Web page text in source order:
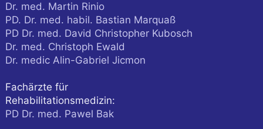
Dr. med. Martin Rinio
PD. Dr. med. habil. Bastian Marquaß
PD Dr. med. David Christopher Kubosch
Dr. med. Christoph Ewald
Dr. medic Alin-Gabriel Jicmon
Fachärzte für
Rehabilitationsmedizin:
PD Dr. med. Pawel Bak